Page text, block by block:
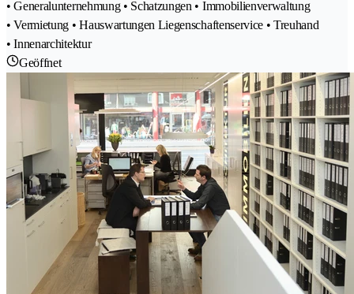
• Generalunternehmung • Schatzungen • Immobilienverwaltung
• Vermietung • Hauswartungen Liegenschaftenservice • Treuhand
• Innenarchitektur
Geöffnet